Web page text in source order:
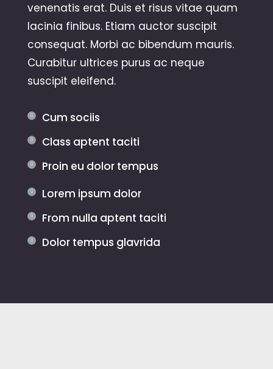
venenatis erat. Duis et risus vitae quam
lacinia finibus. Etiam auctor suscipit
consequat. Morbi ac bibendum mauris.
Curabitur ultrices purus ac neque
suscipit eleifend.
Cum sociis
Class aptent taciti
Proin eu dolor tempus
Lorem ipsum dolor
From nulla aptent taciti
Dolor tempus glavrida